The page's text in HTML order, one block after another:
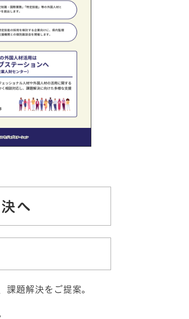
へ
課題解決をご提案。